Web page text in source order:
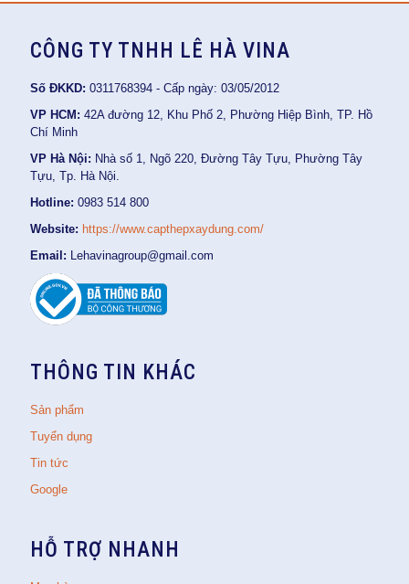
CÔNG TY TNHH LÊ HÀ VINA
Số ĐKKD: 0311768394 - Cấp ngày: 03/05/2012
VP HCM: 42A đường 12, Khu Phố 2, Phường Hiệp Bình, TP. Hồ
Chí Minh
VP Hà Nội: Nhà số 1, Ngõ 220, Đường Tây Tựu, Phường Tây
Tựu, Tp. Hà Nội.
Hotline: 0983 514 800
Website: https://www.capthepxaydung.com/
Email: Lehavinagroup@gmail.com
THÔNG TIN KHÁC
Sản phẩm
Tuyển dụng
Tin tức
Google
HỖ TRỢ NHANH